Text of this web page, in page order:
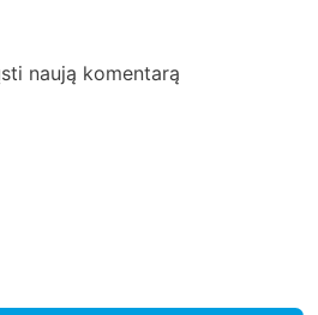
naują komentarą